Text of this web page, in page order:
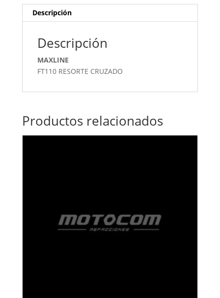
Descripción
Descripción
MAXLINE
FT110 RESORTE CRUZADO
Productos relacionados